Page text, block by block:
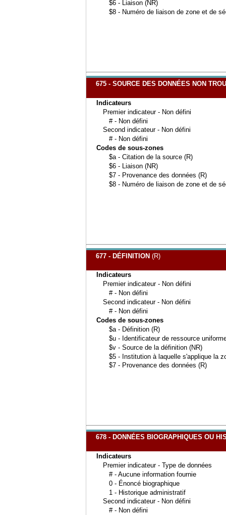
$6 - Liaison (NR)
$8 - Numéro de liaison de zone et de
675 - SOURCE DES DONNÉES NON
Indicateurs
Premier indicateur - Non défini
# - Non défini
Second indicateur - Non défini
# - Non défini
Codes de sous-zones
$a - Citation de la source (R)
$6 - Liaison (NR)
$7 - Provenance des données (R)
$8 - Numéro de liaison de zone et de
677 - DÉFINITION (R)
Indicateurs
Premier indicateur - Non défini
# - Non défini
Second indicateur - Non défini
# - Non défini
Codes de sous-zones
$a - Définition (R)
$u - Identificateur de ressource
$v - Source de la définition (NR)
$5 - Institution à laquelle s'applique la
$7 - Provenance des données (R)
678 - DONNÉES BIOGRAPHIQUES OU
Indicateurs
Premier indicateur - Type de données
# - Aucune information fournie
0 - Énoncé biographique
1 - Historique administratif
Second indicateur - Non défini
# - Non défini